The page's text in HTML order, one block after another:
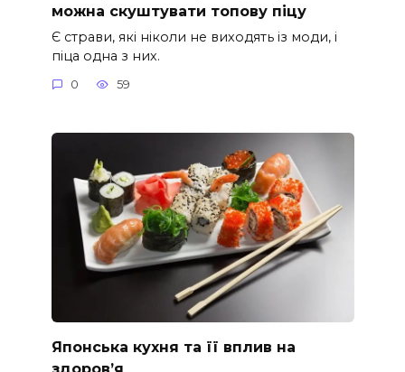
можна скуштувати топову піцу
Є страви, які ніколи не виходять із моди, і
піца одна з них.
0 59
Японська кухня та її вплив на
здоров’я